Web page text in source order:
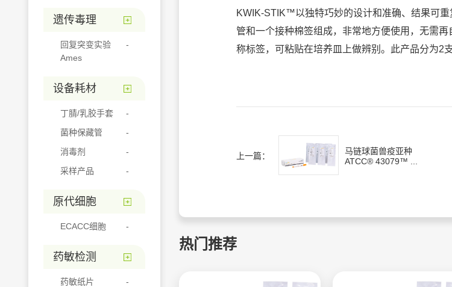
遗传毒理
回复突变实验
Ames
设备耗材
丁腈/乳胶手套
菌种保藏管
消毒剂
采样产品
原代细胞
ECACC细胞
药敏检测
药敏纸片
KWIK-STIK™以独特巧妙的设计和准确、结果可
管和一个接种棉签组成，非常地方便使用，无需
称标签，可粘贴在培养皿上做辨别。此产品分为2
上一篇：
马链球菌兽疫亚种
ATCC® 43079™ ...
热门推荐